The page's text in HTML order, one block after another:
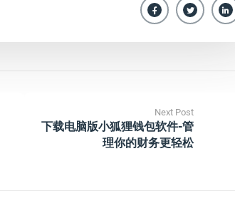
Next Post
下载电脑版小狐狸钱包软件-管
理你的财务更轻松